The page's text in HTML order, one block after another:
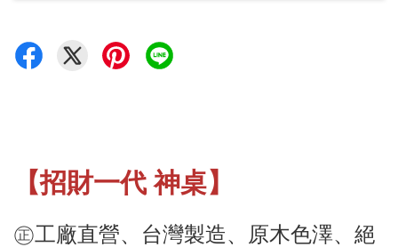
【招財一代 神桌】
㊣工廠直營、台灣製造、原木色澤、絕